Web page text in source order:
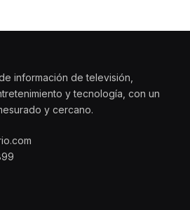
información de televisión,
y tecnología, con un
y cercano.